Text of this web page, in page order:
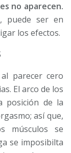
no aparecen.
puede ser en
los efectos.
parecer cero
El arco de los
posición de la
así que,
músculos se
se imposibilta